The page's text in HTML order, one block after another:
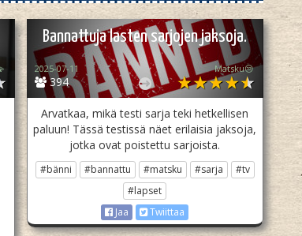
Bannattuja lasten sarjojen jaksoja.
394
2025-07-11 Matsku😒
Arvatkaa, mikä testi sarja teki hetkellisen
paluun! Tässä testissä näet erilaisia jaksoja,
jotka ovat poistettu sarjoista.
#bänni #bannattu #matsku #sarja
#tv
#lapset
Jaa
Twiittaa